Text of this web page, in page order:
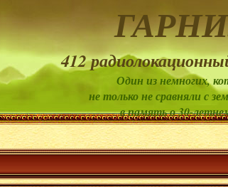
412
Один из немногих,
не только не сравняли с
в память о 30-